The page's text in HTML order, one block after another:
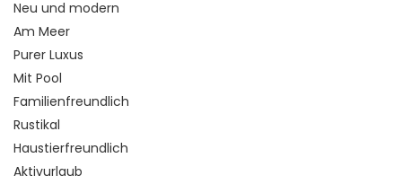
Neu und modern
Am Meer
Purer Luxus
Mit Pool
Familienfreundlich
Rustikal
Haustierfreundlich
Aktivurlaub